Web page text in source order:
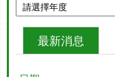
最新消息